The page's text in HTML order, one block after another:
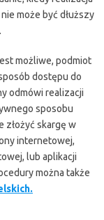
może być dłuższy
możliwe, podmiot
dostępu do
odmówi realizacji
sposobu
złożyć skargę w
internetowej,
lub aplikacji
można także